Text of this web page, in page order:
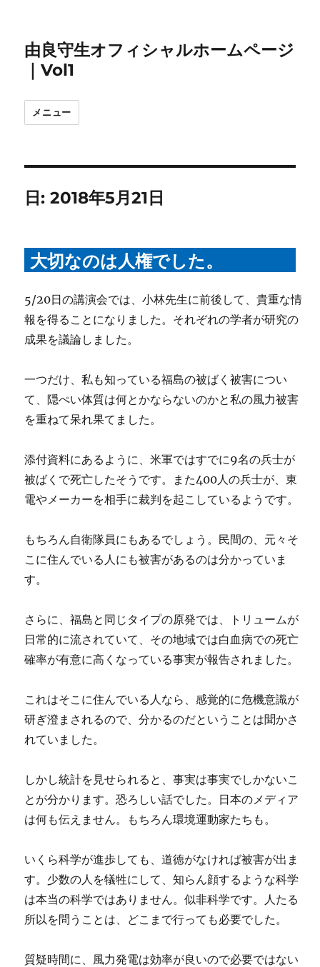
由良守生オフィシャルホームページ
｜Vol1
メニュー
日:2018年5月21日
大切なのは人権でした。
5/20日の講演会では、小林先生に前後して、貴重な情
報を得ることになりました。それぞれの学者が研究の
成果を議論しました。
一つだけ、私も知っている福島の被ばく被害につい
て、隠ぺい体質は何とかならないのかと私の風力被害
を重ねて呆れ果てました。
添付資料にあるように、米軍ではすでに9名の兵士が
被ばくで死亡したそうです。また400人の兵士が、東
電やメーカーを相手に裁判を起こしているようです。
もちろん自衛隊員にもあるでしょう。民間の、元々そ
こに住んでいる人にも被害があるのは分かっていま
す。
さらに、福島と同じタイプの原発では、トリュームが
日常的に流されていて、その地域では白血病での死亡
確率が有意に高くなっている事実が報告されました。
これはそこに住んでいる人なら、感覚的に危機意識が
研ぎ澄まされるので、分かるのだということは聞かさ
れていました。
しかし統計を見せられると、事実は事実でしかないこ
とが分かります。恐ろしい話でした。日本のメディア
は何も伝えません。もちろん環境運動家たちも。
いくら科学が進歩しても、道徳がなければ被害が出ま
す。少数の人を犠牲にして、知らん顔するような科学
は本当の科学ではありません。似非科学です。人たる
所以を問うことは、どこまで行っても必要でした。
質疑時間に、風力発電は効率が良いので必要ではない